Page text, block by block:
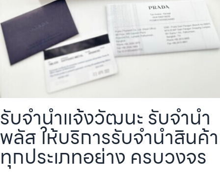
รับจำนำแจ้งวัฒนะ รับจำนำ
พลัส ให้บริการรับจำนำสินค้า
ทุกประเภทอย่าง ครบวงจร